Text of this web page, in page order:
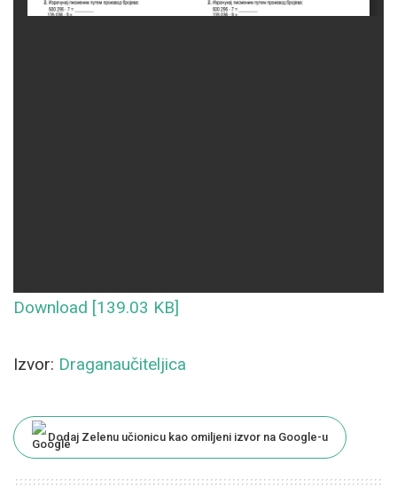
Download [139.03 KB]
Izvor: Draganaučiteljica
Dodaj Zelenu učionicu kao omiljeni izvor na Google-u